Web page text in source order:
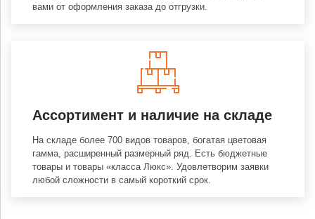
вами от оформления заказа до отгрузки.
Ассортимент и наличие на складе
На складе более 700 видов товаров, богатая цветовая
гамма, расширенный размерный ряд. Есть бюджетные
товары и товары «класса Люкс». Удовлетворим заявки
любой сложности в самый короткий срок.